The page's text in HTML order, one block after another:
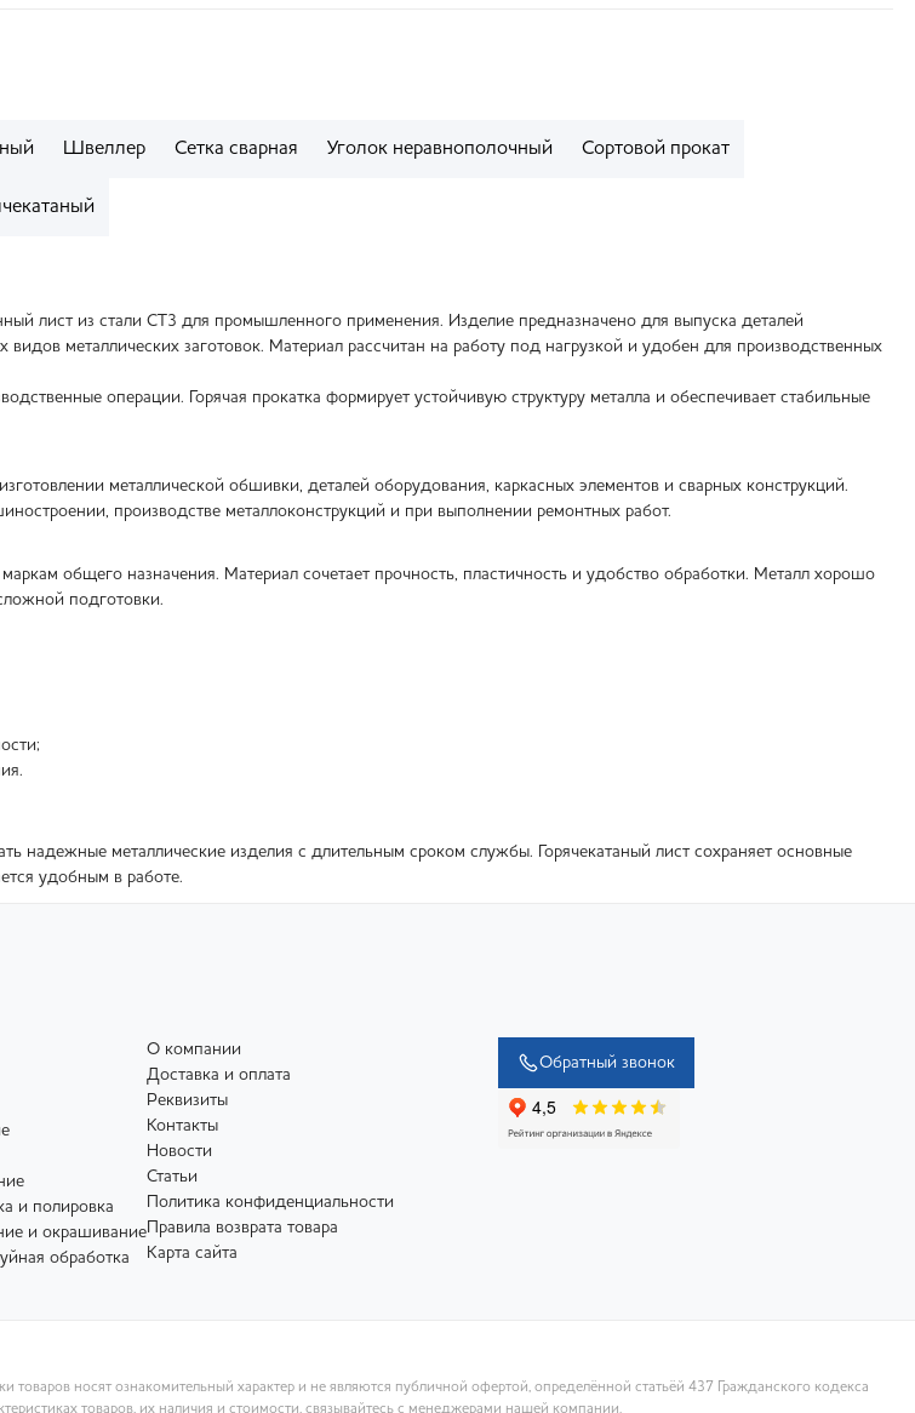
Швеллер Сетка сварная Уголок неравнополочный Сортовой прокат
лист из стали СТ3 для промышленного применения. Изделие предназначено для выпуска деталей
видов металлических заготовок. Материал рассчитан на работу под нагрузкой и удобен для производственных
операции. Горячая прокатка формирует устойчивую структуру металла и обеспечивает стабильные
металлической обшивки, деталей оборудования, каркасных элементов и сварных конструкций.
производстве металлоконструкций и при выполнении ремонтных работ.
общего назначения. Материал сочетает прочность, пластичность и удобство обработки. Металл хорошо
подготовки.
надежные металлические изделия с длительным сроком службы. Горячекатаный лист сохраняет основные
удобным в работе.
и полировка
и окрашивание
обработка
О компании
Доставка и оплата
Реквизиты
Контакты
Новости
Статьи
Политика конфиденциальности
Правила возврата товара
Карта сайта
Обратный звонок
носят ознакомительный характер и не являются публичной офертой, определённой статьёй 437 Гражданского кодекса
товаров, их наличия и стоимости, связывайтесь с менеджерами нашей компании.